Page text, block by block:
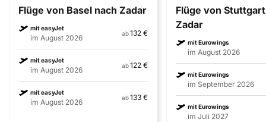
Flüge von Basel nach Zadar
mit easyJet
im August 2026
ab132 €
mit easyJet
im August 2026
ab122 €
mit easyJet
im August 2026
ab133 €
Flüge von
Zadar
mit Eurowings
im August 2026
mit Eurowings
im September 2026
mit Eurowings
im Juli 2027